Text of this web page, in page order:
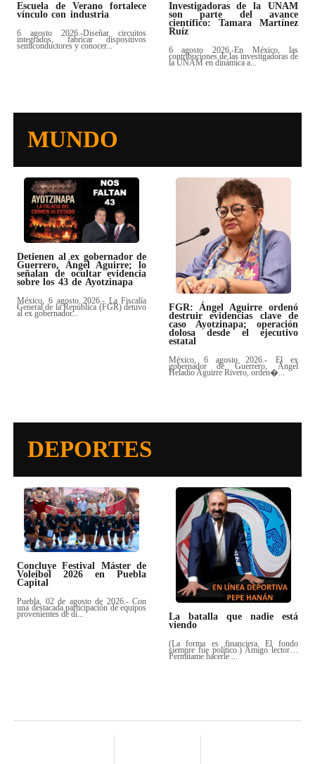
Escuela de Verano fortalece
vínculo con industria
6 agosto 2026.-Diseñar circuitos
integrados, fabricar dispositivos
semiconductores y conocer...
Investigadoras de la UNAM
son parte del avance
científico: Tamara Martínez
Ruíz
6 agosto 2026.-En México, las
contribuciones de las investigadoras de
la UNAM en dinámica a...
MUNDO
Detienen al ex gobernador de
Guerrero, Ángel Aguirre; lo
señalan de ocultar evidencia
sobre los 43 de Ayotzinapa
México, 6 agosto 2026.- La Fiscalía
General de la República (FGR) detuvo
al ex gobernador...
FGR: Ángel Aguirre ordenó
destruir evidencias clave de
caso Ayotzinapa; operación
dolosa desde el ejecutivo
estatal
México, 6 agosto 2026.- El ex
gobernador de Guerrero, Ángel
Heladio Aguirre Rivero, orden�...
DEPORTES
Concluye Festival Máster de
Voleibol 2026 en Puebla
Capital
Puebla, 02 de agosto de 2026.- Con
una destacada participación de equipos
provenientes de di...
La batalla que nadie está
viendo
(La forma es financiera. El fondo
siempre fue político.) Amigo lector…
Permítame hacerle ...